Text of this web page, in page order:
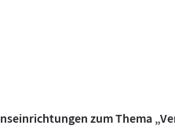
zum Thema